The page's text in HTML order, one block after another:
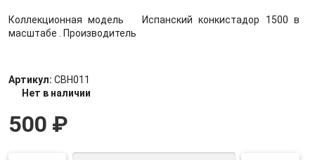
Коллекционная модель Испанский конкистадор 1500 в
масштабе . Производитель
Артикул: CBH011
Нет в наличии
500 ₽